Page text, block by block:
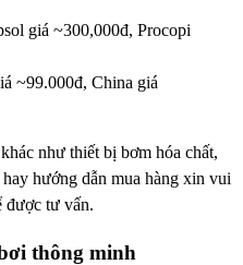
giá ~300,000đ, Procopi
~99.000đ, China giá
như thiết bị bơm hóa chất,
hướng dẫn mua hàng xin vui
được tư vấn.
thông minh